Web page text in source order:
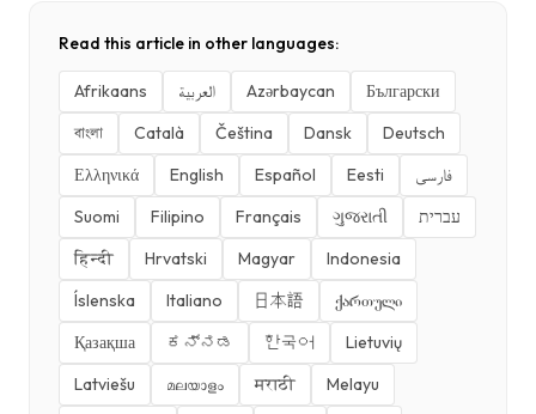
Read this article in other languages:
Afrikaans العربية Azərbaycan
Български
বাংলা
Català Čeština Dansk
Deutsch
Ελληνικά
English Español Eesti
فارسی
Suomi
Filipino Français ગુજરાતી
עברית
हिन्दी
Hrvatski Magyar
Indonesia
Íslenska
Italiano 日本語
ქართული
Қазақша
ಕನ್ನಡ 한국어
Lietuvių
Latviešu
മലയാളം मराठी
Melayu